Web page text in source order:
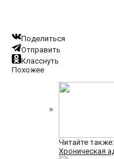
Поделиться
Отправить
Класснуть
Похожее
Читайте также:
Хроническая